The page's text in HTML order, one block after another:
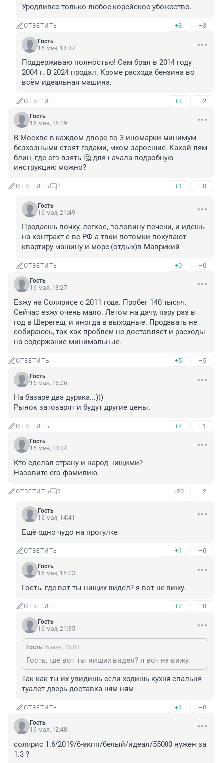
Уродливее только любое корейское убожество.
ОТВЕТИТЬ +3 –3
Гость
16 мая, 18:37
Поддерживаю полностью! Сам брал в 2014 году
2004 г. В 2024 продал. Кроме расхода бензина во
всём идеальная машина.
ОТВЕТИТЬ +3 –2
Гость
16 мая, 15:19
В Москве в каждом дворе по 3 иномарки минимум
безхозными стоят годами, мхом заросшие. Какой лям
блин, где его взять 🤔 для начала подробную
инструкцию можно?
ОТВЕТИТЬ 1 +1 –0
Гость
16 мая, 21:49
Продаешь почку, легкое, половину печени, и идешь
на контракт с вс РФ а твои потомки покупают
квартиру машину и море (отдых)в Маврикий
ОТВЕТИТЬ +0 –0
Гость
16 мая, 13:27
Езжу на Солярисе с 2011 года. Пробег 140 тысяч.
Сейчас езжу очень мало. Летом на дачу, пару раз в
год в Шерегеш, и иногда в выходные. Продавать не
собираюсь, так как проблем не доставляет и расходы
на содержание минимальные.
ОТВЕТИТЬ +5 –5
Гость
16 мая, 13:06
На базаре два дурака...)))
Рынок затоварят и будут другие цены.
ОТВЕТИТЬ +7 –1
Гость
16 мая, 13:04
Кто сделал страну и народ нищими?
Назовите его фамилию.
ОТВЕТИТЬ 3 +20 –2
Гость
16 мая, 14:41
Ещё одно чудо на прогулке
ОТВЕТИТЬ +1 –0
Гость
16 мая, 15:03
Гость, где вот ты нищих видел? я вот не вижу.
ОТВЕТИТЬ +2 –0
Гость
16 мая, 21:35
Гость16 мая, 15:03
Гость, где вот ты нищих видел? я вот не вижу.
Так как ты их увидишь если ходишь кухня спальня
туалет дверь доставка ням ням
ОТВЕТИТЬ +1 –0
Гость
16 мая, 12:48
солярис 1.6/2019/6-акпп/белый/идеал/55000 нужен за
1.3 ?